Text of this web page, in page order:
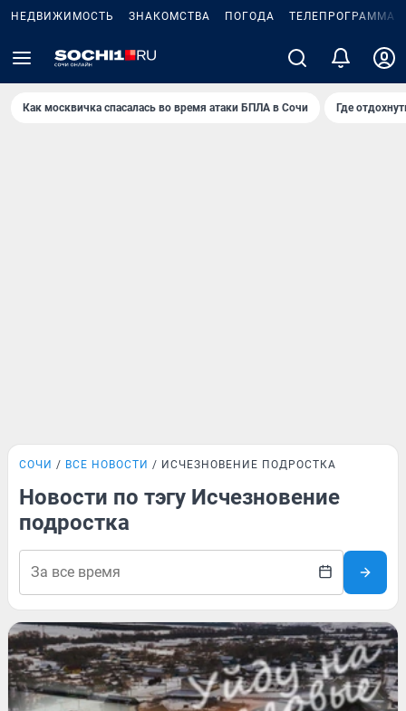
НЕДВИЖИМОСТЬ ЗНАКОМСТВА ПОГОДА ТЕЛЕПРОГРАММА
Как москвичка спасалась во время атаки БПЛА в Сочи Где
СОЧИ ВСЕ НОВОСТИ ИСЧЕЗНОВЕНИЕ ПОДРОСТКА
Новости по тэгу Исчезновение
подростка